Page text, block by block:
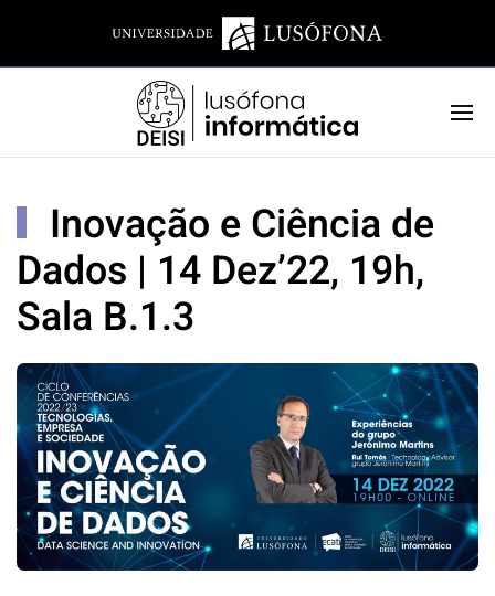
Inovação e Ciência de
Dados | 14 Dez’22, 19h,
Sala B.1.3